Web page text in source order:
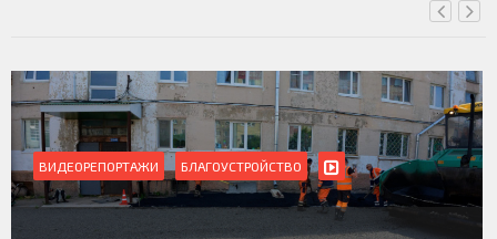
ВИДЕОРЕПОРТАЖИ БЛАГОУСТРОЙСТВО